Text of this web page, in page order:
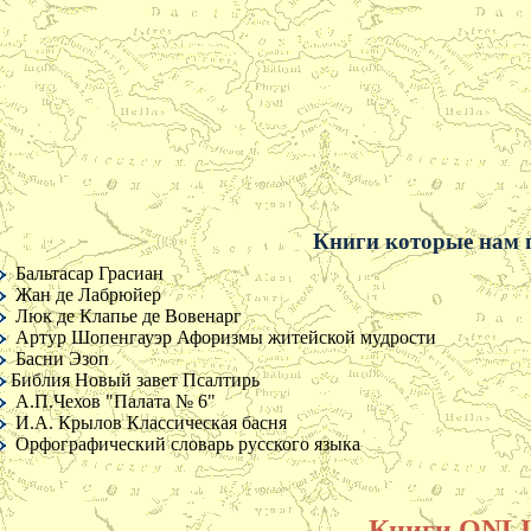
О приязни вообще
О любви
О человеческом лице
О сострадании
О ненависти
Об уважении, почтении и презрении
О любви к тому, что воздействует на
наши чувства
О страстях как таковых
О добре и зле как нравственных
понятиях
О величии души
О мужестве
О добре и красоте
Фрагменты
Предуведомление
О пирронизме
О натуре и привычке
Без деятельности нет наслаждения
О несомненности принципов
О недостатке, присущем большинству
явлений
О душе
Книги которые нам
Бальтасар Грасиан
Жан де Лабрюйер
Люк де Клапье де Вовенарг
Артур Шопенгауэр Афоризмы житейской мудрости
Басни Эзоп
Библия Новый завет Псалтирь
А.П.Чехов "Палата № 6"
И.А. Крылов Классическая басня
Орфографический словарь русского языка